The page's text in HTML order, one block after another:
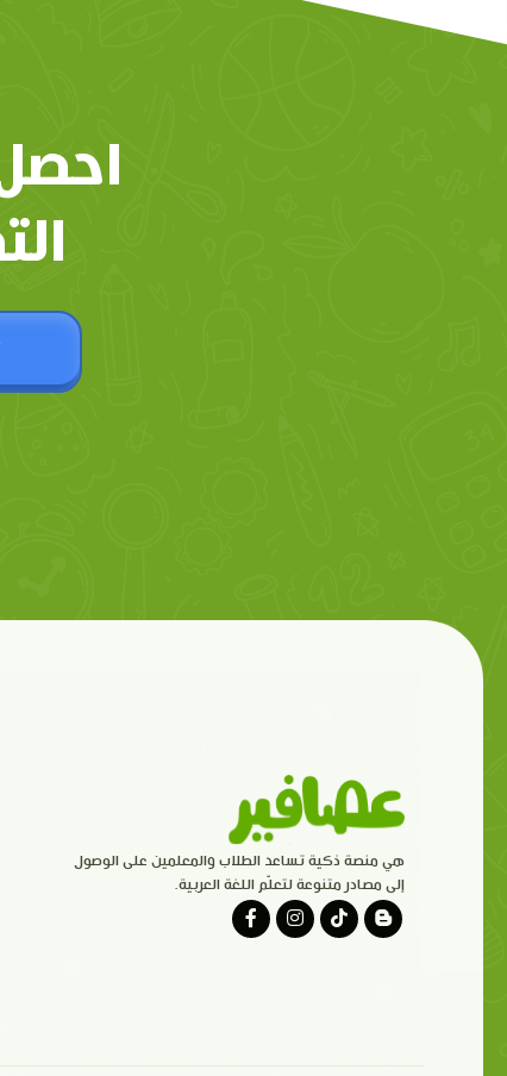
هي منصة ذكية تساعد الطلاب والمعلمين على الوصول
إلى مصادر متنوعة لتعلّم اللغة العربية.